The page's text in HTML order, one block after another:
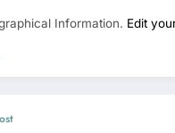
Information. Edit